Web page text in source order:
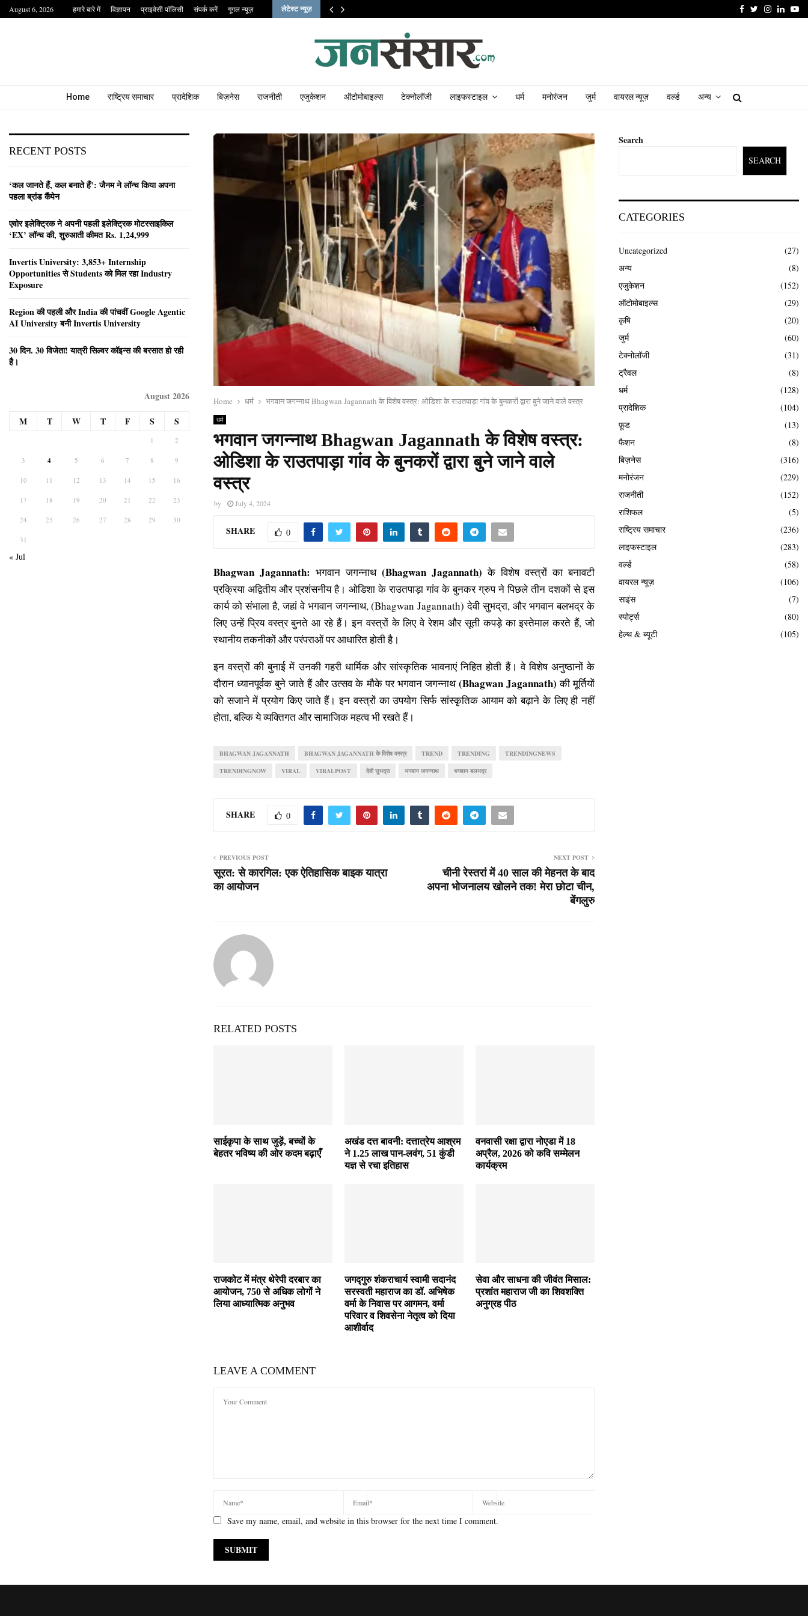
August 6, 2026 हमारे बारे में विज्ञापन प्राइवेसी पॉलिसी संपर्क करें गूगल न्यूज़ लेटेस्ट न्यूज़ FacebookTwitter
Instagram
Home राष्ट्रिय समाचार प्रादेशिक बिज़नेस राजनीती एजुकेशन ऑटोमोबाइल्स टेक्नोलॉजी लाइफस्टाइल धर्म मनोरंजन जुर्म वायरल न्यूज़ वर्ल्ड अन्य
Home धर्म भगवान जगन्नाथ Bhagwan Jagannath के विशेष वस्त्र: ओडिशा के राउतपाड़ा गांव के बुनकरों द्वारा बुने जाने वाले वस्त्र
धर्म
भगवान जगन्नाथ Bhagwan Jagannath के विशेष वस्त्र:
ओडिशा के राउतपाड़ा गांव के बुनकरों द्वारा बुने जाने वाले
वस्त्र
by July 4, 2024
SHARE 0
Bhagwan Jagannath: भगवान जगन्नाथ (Bhagwan Jagannath) के विशेष वस्त्रों का बनावटी
प्रक्रिया अद्वितीय और प्रशंसनीय है। ओडिशा के राउतपाड़ा गांव के बुनकर ग्रुप ने पिछले तीन दशकों से इस
कार्य को संभाला है, जहां वे भगवान जगन्नाथ, (Bhagwan Jagannath) देवी सुभद्रा, और भगवान बलभद्र के
लिए उन्हें प्रिय वस्त्र बुनते आ रहे हैं। इन वस्त्रों के लिए वे रेशम और सूती कपड़े का इस्तेमाल करते हैं, जो
स्थानीय तकनीकों और परंपराओं पर आधारित होती है।
इन वस्त्रों की बुनाई में उनकी गहरी धार्मिक और सांस्कृतिक भावनाएं निहित होती हैं। वे विशेष अनुष्ठानों के
दौरान ध्यानपूर्वक बुने जाते हैं और उत्सव के मौके पर भगवान जगन्नाथ(Bhagwan Jagannath) की मूर्तियों
को सजाने में प्रयोग किए जाते हैं। इन वस्त्रों का उपयोग सिर्फ सांस्कृतिक आयाम को बढ़ाने के लिए ही नहीं
होता, बल्कि ये व्यक्तिगत और सामाजिक महत्व भी रखते हैं।
BHAGWAN JAGANNATH BHAGWAN JAGANNATH के विशेष वस्त्र TREND TRENDING TRENDINGNEWS
TRENDINGNOW VIRAL VIRALPOST देवी सुभद्रा भगवान जगन्नाथ भगवान बलभद्र
SHARE 0
PREVIOUS POST
सूरत: से कारगिल: एक ऐतिहासिक बाइक यात्रा
का आयोजन
NEXT POST
चीनी रेस्तरां में 40 साल की मेहनत के बाद
अपना भोजनालय खोलने तक! मेरा छोटा चीन,
बेंगलुरु
RELATED POSTS
साईकृपा के साथ जुड़ें, बच्चों के
बेहतर भविष्य की ओर कदम बढ़ाएँ
अखंड दत्त बावनी: दत्तात्रेय आश्रम
ने 1.25 लाख पान-लवंग, 51 कुंडी
यज्ञ से रचा इतिहास
वनवासी रक्षा द्वारा नोएडा में 18
अप्रैल, 2026 को कवि सम्मेलन
कार्यक्रम
राजकोट में मंत्र थेरेपी दरबार का
आयोजन, 750 से अधिक लोगों ने
लिया आध्यात्मिक अनुभव
जगद्गुरु शंकराचार्य स्वामी सदानंद
सरस्वती महाराज का डॉ. अभिषेक
वर्मा के निवास पर आगमन, वर्मा
परिवार व शिवसेना नेतृत्व को दिया
आशीर्वाद
सेवा और साधना की जीवंत मिसाल:
प्रशांत महाराज जी का शिवशक्ति
अनुग्रह पीठ
LEAVE A COMMENT
Save my name, email, and website in this browser for the next time I comment.
RECENT POSTS
‘कल जानते हैं, कल बनाते हैं’: जैनम ने लॉन्च किया अपना
पहला ब्रांड कैंपेन
एवोर इलेक्ट्रिक ने अपनी पहली इलेक्ट्रिक मोटरसाइकिल
‘EX’ लॉन्च की, शुरुआती कीमत Rs. 1,24,999
Invertis University: 3,853+ Internship
Opportunities से Students को मिल रहा Industry
Exposure
Region की पहली और India की पांचवीं Google Agentic
AI University बनी Invertis University
30 दिन. 30 विजेता! यात्री सिल्वर कॉइन्स की बरसात हो रही
है।
August 2026
M
T W T F S S
1 2
3 4 5 6 7 8 9
10 11 12 13 14 15 16
17 18 19 20 21 22 23
24 25 26 27 28 29 30
31
« Jul
Search
SEARCH
CATEGORIES
Uncategorized
(27)
अन्य
(8)
एजुकेशन
(152)
ऑटोमोबाइल्स
(29)
कृषि
(20)
जुर्म
(60)
टेक्नोलॉजी
(31)
ट्रैवल
(8)
धर्म
(128)
प्रादेशिक
(104)
फ़ूड
(13)
फैशन
(8)
बिज़नेस
(316)
मनोरंजन
(229)
राजनीती
(152)
राशिफल
(5)
राष्ट्रिय समाचार
(236)
लाइफस्टाइल
(283)
वर्ल्ड
(58)
वायरल न्यूज़
(106)
साइंस
(7)
स्पोर्ट्स
(80)
हेल्थ & ब्यूटी
(105)